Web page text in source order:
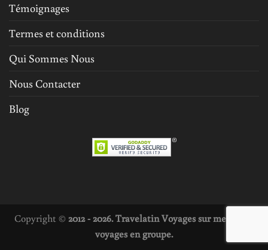
Témoignages
Termes et conditions
Qui Sommes Nous
Nous Contacter
Blog
Copyright © 2012 - 2026. Travelatin Voyages sur mesure et
voyages en groupe.